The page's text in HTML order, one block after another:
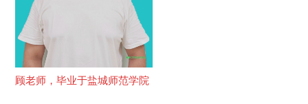
顾老师，毕业于盐城师范学院